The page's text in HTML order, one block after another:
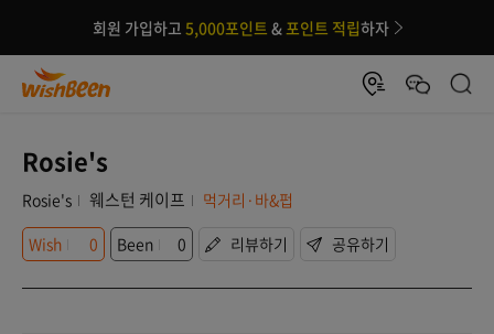
회원 가입하고 5,000포인트 &포인트 적립하자
Rosie's
Rosie's 웨스턴 케이프
먹거리·바&펍
Wish
0 Been 0 리뷰하기 공유하기